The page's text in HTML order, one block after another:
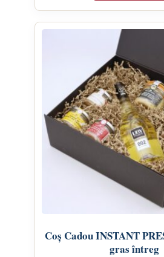
Coș Cadou INSTANT
gras întreg